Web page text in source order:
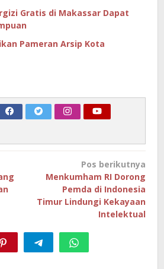
Gratis di Makassar Dapat
Pameran Arsip Kota
Pos berikutnya
Menkumham RI Dorong
Pemda di Indonesia
Timur Lindungi Kekayaan
Intelektual